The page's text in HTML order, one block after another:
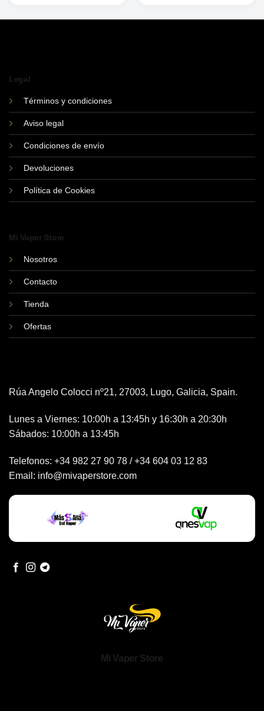
elegir
la
Legal
Términos y condiciones
Aviso legal
Condiciones de envío
Devoluciones
Política de Cookies
Mi Vaper Store
Nosotros
Contacto
Tienda
Ofertas
Rúa Angelo Colocci nº21, 27003, Lugo, Galicia, Spain.
Lunes a Viernes: 10:00h a 13:45h y 16:30h a 20:30h
Sábados: 10:00h a 13:45h
Telefonos: +34 982 27 90 78 /+34 604 03 12 83
Email: info@mivaperstore.com
Mi Vaper Store